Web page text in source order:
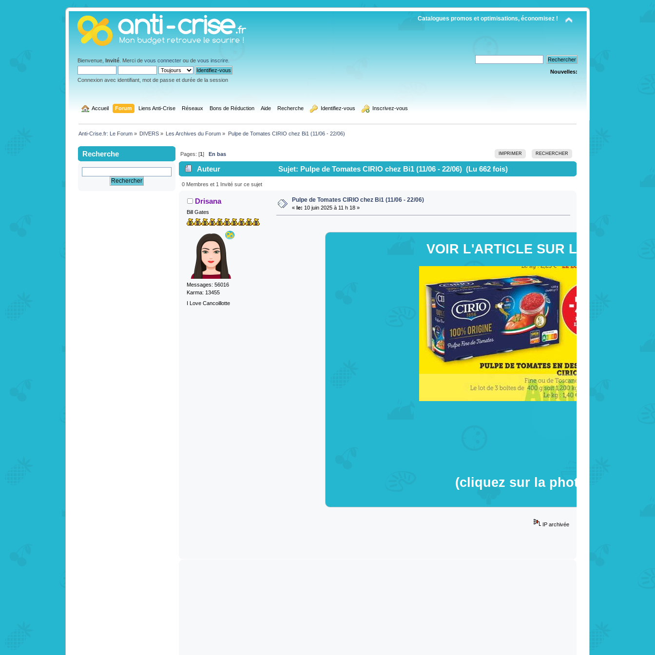
Catalogues promos et optimisations, économisez !
Bienvenue,Invité . Merci devous connecter ou devous inscrire
Connexion avec identifiant, mot de passe et durée de la session
Nouvelles:
Accueil Forum Liens Anti-Crise Réseaux Bons de Réduction Aide Recherche Identifiez-vous Inscrivez-vous
Anti-Crise.fr: Le Forum» DIVERS» Les Archives du Forum » Pulpe de Tomates CIRIO chez Bi1 (11/06 - 22/06)
Recherche IMPRIMER RECHERCHER
Pages: [1] En bas
Auteur Sujet: Pulpe de Tomates CIRIO chez Bi1 (11/06 - 22/06) (Lu 662 fois)
0 Membres et 1 Invité sur ce sujet
Drisana
Bill Gates
Messages: 56016
Karma: 13455
I Love Cancoillotte
Pulpe de Tomates CIRIO chez Bi1 (11/06 - 22/06)
«le: 10 juin 2025 à 11 h 18 »
VOIR L'ARTICLE SUR LE SITE
(cliquez sur la photo)
IP archivée